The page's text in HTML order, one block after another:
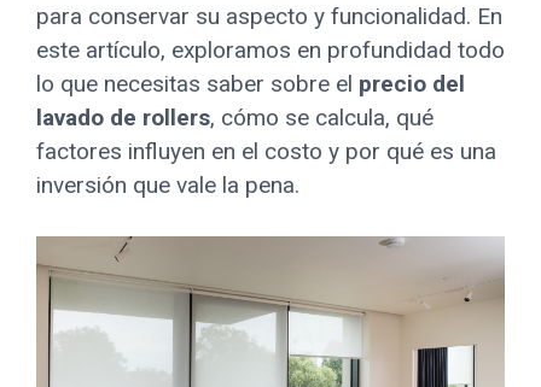
para conservar su aspecto y funcionalidad. En
este artículo, exploramos en profundidad todo
lo que necesitas saber sobre el precio del
lavado de rollers, cómo se calcula, qué
factores influyen en el costo y por qué es una
inversión que vale la pena.